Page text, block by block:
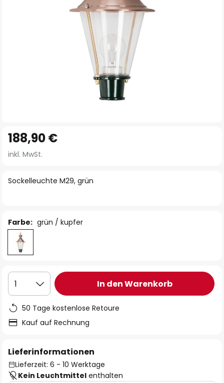
Anfang
der
springen
Sockelleuchte M29, grün
188,90 €
inkl. MwSt.
Farbe: grün / kupfer
1 In den Warenkorb
50 Tage kostenlose Retoure
Kauf auf Rechnung
Lieferinformationen
Lieferzeit: 6 - 10 Werktage
Kein Leuchtmittel enthalten